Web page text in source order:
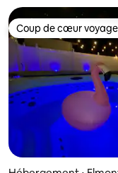
Coup de cœur
Coup de cœur